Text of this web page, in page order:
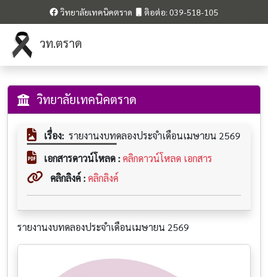
วิทยาลัยเทคนิคตราด ติอต่อ: 039-518-105
วท.ตราด
วิทยาลัยเทคนิคตราด
เรื่อง: รายงานงบทดลองประจำเดือนเมษายน 2569
เอกสารดาวน์โหลด : คลิกดาวน์โหลด เอกสาร
คลิกลิงค์ :คลิกลิงค์
รายงานงบทดลองประจำเดือนเมษายน 2569